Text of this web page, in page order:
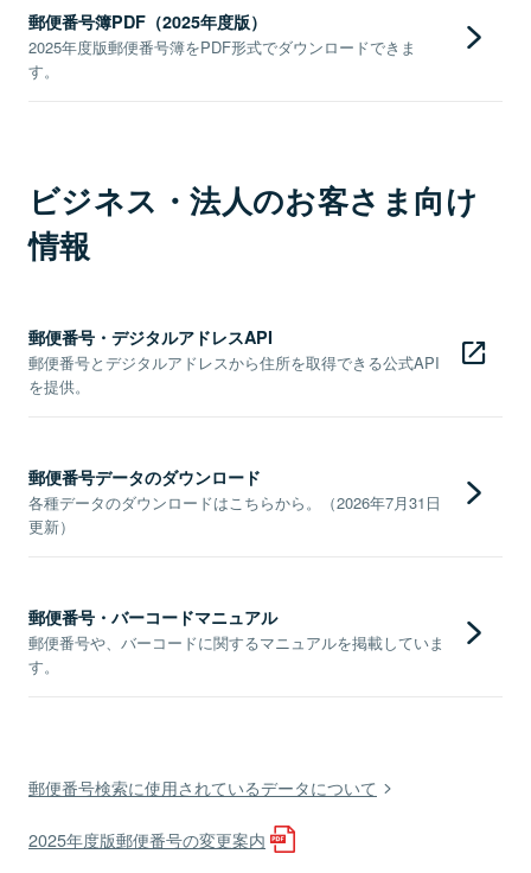
郵便番号簿PDF（2025年度版）
2025年度版郵便番号簿をPDF形式でダウンロードできま
す。
ビジネス・法人のお客さま向け
情報
郵便番号・デジタルアドレスAPI
郵便番号とデジタルアドレスから住所を取得できる公式API
を提供。
郵便番号データのダウンロード
各種データのダウンロードはこちらから。（2026年7月31日
更新）
郵便番号・バーコードマニュアル
郵便番号や、バーコードに関するマニュアルを掲載していま
す。
郵便番号検索に使用されているデータについて
2025年度版郵便番号の変更案内